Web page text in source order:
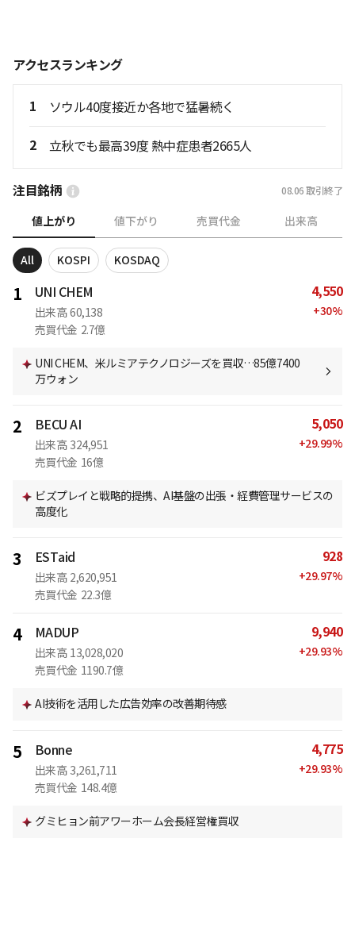
アクセスランキング
1 ソウル40度接近か各地で猛暑続く
2 立秋でも最高39度 熱中症患者2665人
注目銘柄 08.06 取引終了
値上がり 値下がり 売買代金 出来高
All KOSPI KOSDAQ
1 UNI CHEM
出来高 60,138
売買代金 2.7億
4,550
+30%
UNI CHEM、米ルミアテクノロジーズを買収…85億7400
万ウォン
2 BECU AI
出来高 324,951
売買代金 16億
5,050
+29.99%
ビズプレイと戦略的提携、AI基盤の出張・経費管理サービスの
高度化
3 ESTaid
出来高 2,620,951
売買代金 22.3億
928
+29.97%
4 MADUP
出来高 13,028,020
売買代金 1190.7億
9,940
+29.93%
AI技術を活用した広告効率の改善期待感
5 Bonne
出来高 3,261,711
売買代金 148.4億
4,775
+29.93%
グミヒョン前アワーホーム会長経営権買収